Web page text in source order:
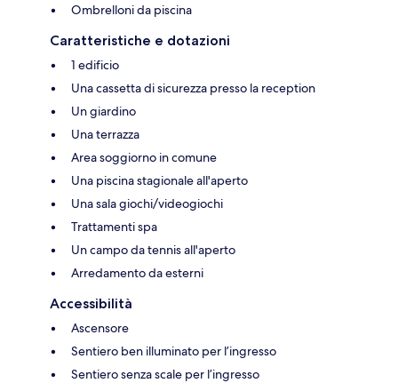
Ombrelloni da piscina
Caratteristiche e dotazioni
1 edificio
Una cassetta di sicurezza presso la reception
Un giardino
Una terrazza
Area soggiorno in comune
Una piscina stagionale all'aperto
Una sala giochi/videogiochi
Trattamenti spa
Un campo da tennis all'aperto
Arredamento da esterni
Accessibilità
Ascensore
Sentiero ben illuminato per l’ingresso
Sentiero senza scale per l’ingresso